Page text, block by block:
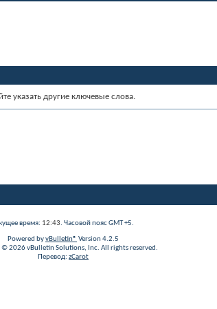
указать другие ключевые слова.
время: 12:43. Часовой пояс GMT +5.
Powered byvBulletin® Version 4.2.5
2026 vBulletin Solutions, Inc. All rights reserved.
Перевод: zCarot